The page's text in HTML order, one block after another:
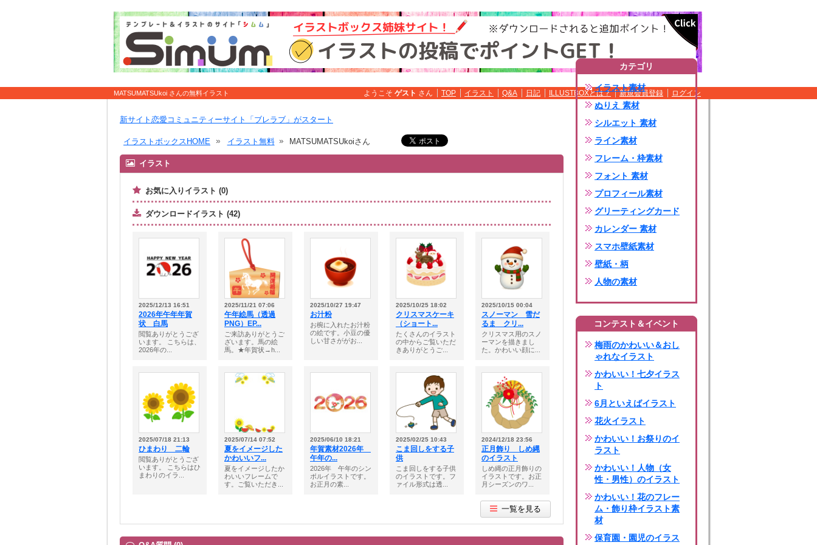
MATSUMATSUkoi さんの無料イラスト ようこそ ゲスト さん TOP イラスト Q&A 日記 ILLUSTBOXとは？ 新規会員登録 ログイン
新サイト恋愛コミュニティーサイト「ブレラブ」がスタート
イラストボックスHOME イラスト無料 MATSUMATSUkoiさん
イラスト
お気に入りイラスト (0)
ダウンロードイラスト (42)
2025/12/13 16:51
2026年午年年賀
状 白馬
閲覧ありがとうござ
います。 こちらは、
2026年の...
2025/11/21 07:06
午年絵馬（透過
PNG）EP...
ご来訪ありがとうご
ざいます。馬の絵
馬。★年賀状→h...
2025/10/27 19:47
お汁粉
お椀に入れたお汁粉
の絵です。小豆の優
しい甘さががお...
2025/10/25 18:02
クリスマスケーキ
（ショート...
たくさんのイラスト
の中からご覧いただ
きありがとうご...
2025/10/15 00:04
スノーマン 雪だ
るま クリ...
クリスマス用のスノ
ーマンを描きまし
た。かわいい顔に...
2025/07/18 21:13
ひまわり 二輪
閲覧ありがとうござ
います。 こちらはひ
まわりのイラ...
2025/07/14 07:52
夏をイメージした
かわいいフ...
夏をイメージしたか
わいいフレームで
す。ご覧いただき...
2025/06/10 18:21
年賀素材2026年
午年の...
2026年 午年のシン
ボルイラストです。
お正月の素...
2025/02/25 10:43
こま回しをする子
供
こま回しをする子供
のイラストです。フ
ァイル形式は透...
2024/12/18 23:56
正月飾り しめ縄
のイラスト
しめ縄の正月飾りの
イラストです。お正
月シーズンのワ...
一覧を見る
カテゴリ
イラスト素材
ぬりえ 素材
シルエット 素材
ライン素材
フレーム・枠素材
フォント 素材
プロフィール素材
グリーティングカード
カレンダー 素材
スマホ壁紙素材
壁紙・柄
人物の素材
コンテスト＆イベント
梅雨のかわいい＆おし
ゃれなイラスト
かわいい！七夕イラス
ト
6月といえばイラスト
花火イラスト
かわいい！お祭りのイ
ラスト
かわいい！人物（女
性・男性）のイラスト
かわいい！花のフレー
ム・飾り枠イラスト素
材
保育園・園児のイラス